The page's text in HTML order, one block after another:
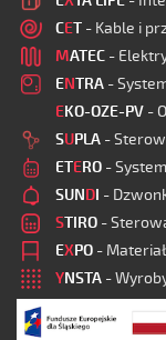
CET - Kable i
MATEC -
ENTRA -
EKO-OZE-PV -
SUPLA -
ETERO -
SUNDI -
STIRO -
EXPO -
YNSTA -